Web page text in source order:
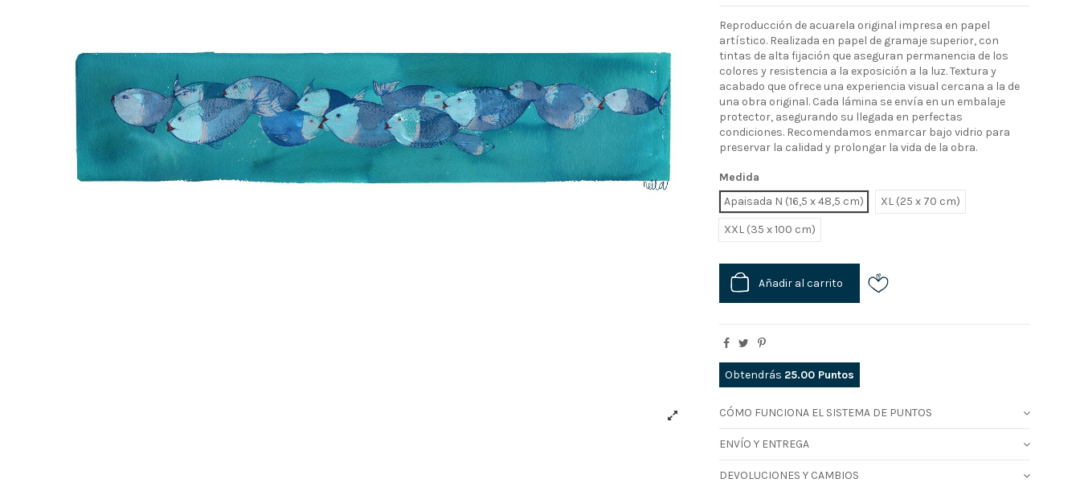
Reproducción de acuarela original impresa en papel
artístico. Realizada en papel de gramaje superior, con
tintas de alta fijación que aseguran permanencia de los
colores y resistencia a la exposición a la luz. Textura y
acabado que ofrece una experiencia visual cercana a la de
una obra original. Cada lámina se envía en un embalaje
protector, asegurando su llegada en perfectas
condiciones. Recomendamos enmarcar bajo vidrio para
preservar la calidad y prolongar la vida de la obra.
Medida
Apaisada N (16,5 x 48,5 cm)
XL
XXL
Añadir al carrito
Obtendrás 25.00 Puntos
CÓMO FUNCIONA EL SISTEMA DE PUNTOS
ENVÍO Y ENTREGA
DEVOLUCIONES Y CAMBIOS